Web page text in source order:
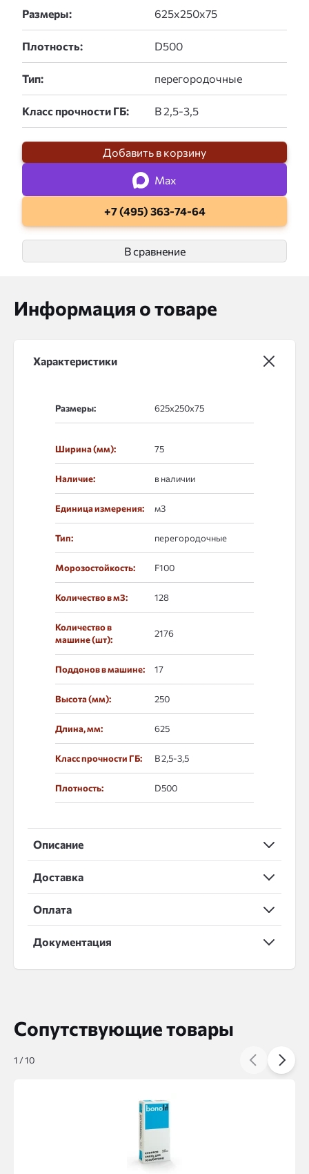
Размеры:
Плотность:
Тип:
Класс прочности ГБ:
Добавить в корзину
Max
+7 (495) 363-74-64
В сравнение
Информация о товаре
Характеристики
Размеры:
Ширина (мм): 75
Наличие: в наличии
Единица измерения: м3
Тип: перегородочные
Морозостойкость: F100
Количество в м3: 128
Количество в
машине (шт):
2176
Поддонов в машине: 17
Высота (мм): 250
Длина, мм: 625
Класс прочности ГБ: В 2,5-3,5
Плотность: D500
Описание
Доставка
Оплата
Документация
Сопутствующие товары
1 /10